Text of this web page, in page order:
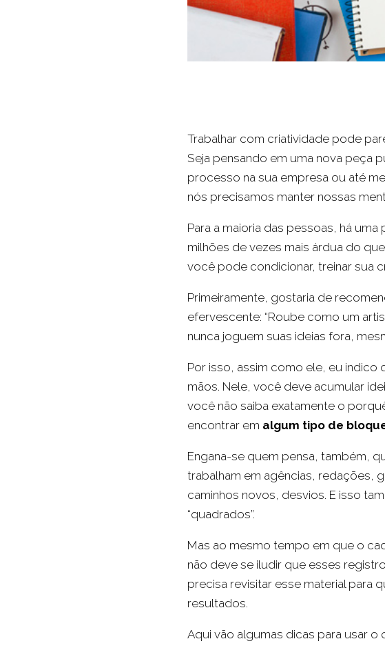
Trabalhar com criatividade pode
Seja pensando em uma nova peça
processo na sua empresa ou até
nós precisamos manter nossas
Para a maioria das pessoas, há
milhões de vezes mais árdua do
você pode condicionar, treinar sua
Primeiramente, gostaria de
efervescente: “Roube como um
nunca joguem suas ideias fora,
Por isso, assim como ele, eu
mãos. Nele, você deve acumular
você não saiba exatamente o
encontrar em algum tipo de
Engana-se quem pensa, também,
trabalham em agências, redações,
caminhos novos, desvios. E isso
“quadrados”.
Mas ao mesmo tempo em que o
não deve se iludir que esses
precisa revisitar esse material para
resultados.
Aqui vão algumas dicas para usar o